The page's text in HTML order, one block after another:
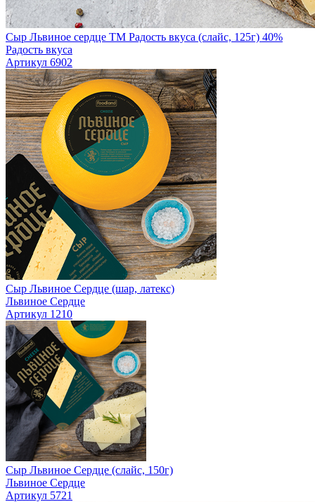
Сыр Львиное сердце TM Радость вкуса (слайс, 125г) 40%
Радость вкуса
Артикул 6902
Сыр Львиное Сердце (шар, латекс)
Львиное Сердце
Артикул 1210
Сыр Львиное Сердце (слайс, 150г)
Львиное Сердце
Артикул 5721